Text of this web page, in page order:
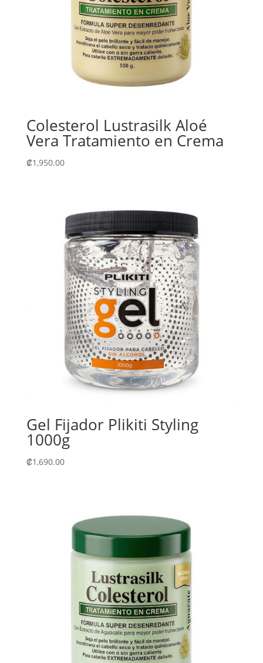
Colesterol Lustrasilk Aloé
Vera Tratamiento en Crema
₡1,950.00
Gel Fijador Plikiti Styling
1000g
₡1,690.00